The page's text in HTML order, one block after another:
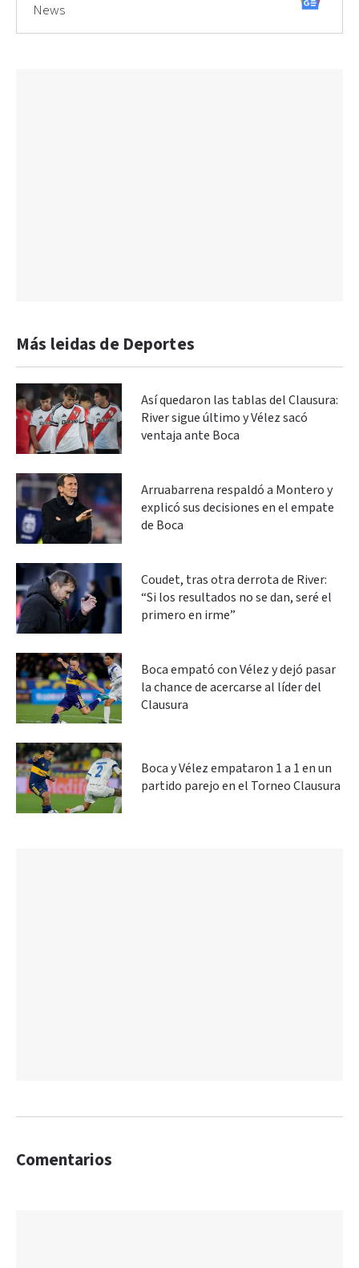
News
Más leidas de Deportes
Así quedaron las tablas del Clausura:
River sigue último y Vélez sacó
ventaja ante Boca
Arruabarrena respaldó a Montero y
explicó sus decisiones en el empate
de Boca
Coudet, tras otra derrota de River:
“Si los resultados no se dan, seré el
primero en irme”
Boca empató con Vélez y dejó pasar
la chance de acercarse al líder del
Clausura
Boca y Vélez empataron 1 a 1 en un
partido parejo en el Torneo Clausura
Comentarios